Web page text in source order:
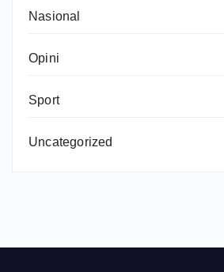
Nasional
Opini
Sport
Uncategorized